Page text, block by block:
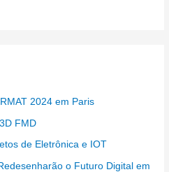
2024 em Paris
FMD
de Eletrônica e IOT
o Futuro Digital em